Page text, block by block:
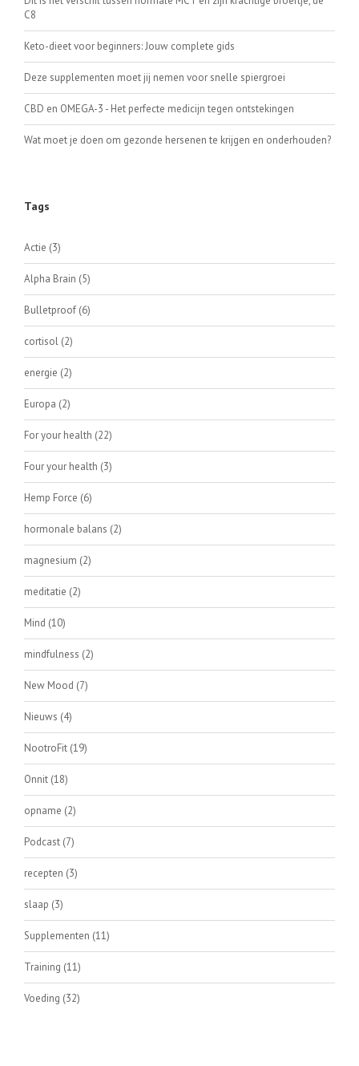
C8
Keto-dieet voor beginners: Jouw complete gids
Deze supplementen moet jij nemen voor snelle spiergroei
CBD en OMEGA-3 - Het perfecte medicijn tegen ontstekingen
Wat moet je doen om gezonde hersenen te krijgen en onderhouden?
Tags
Actie (3)
Alpha Brain (5)
Bulletproof (6)
cortisol (2)
energie (2)
Europa (2)
For your health (22)
Four your health (3)
Hemp Force (6)
hormonale balans (2)
magnesium (2)
meditatie (2)
Mind (10)
mindfulness (2)
New Mood (7)
Nieuws (4)
NootroFit (19)
Onnit (18)
opname (2)
Podcast (7)
recepten (3)
slaap (3)
Supplementen (11)
Training (11)
Voeding (32)